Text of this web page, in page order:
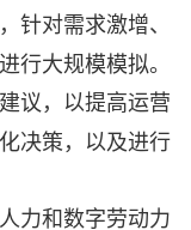
针对需求激增、
行大规模模拟。
议，以提高运营
决策，以及进行
力和数字劳动力